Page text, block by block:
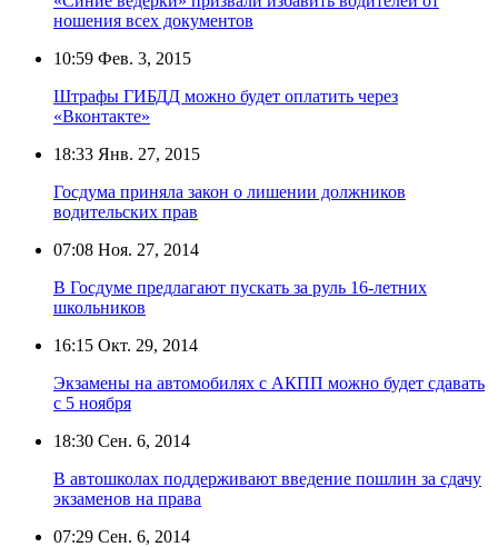
ношения всех документов
10:59 Фев. 3, 2015
Штрафы ГИБДД можно будет оплатить через
«Вконтакте»
18:33 Янв. 27, 2015
Госдума приняла закон о лишении должников
водительских прав
07:08 Ноя. 27, 2014
В Госдуме предлагают пускать за руль 16-летних
школьников
16:15 Окт. 29, 2014
Экзамены на автомобилях с АКПП можно будет сдавать
с 5 ноября
18:30 Сен. 6, 2014
В автошколах поддерживают введение пошлин за сдачу
экзаменов на права
07:29 Сен. 6, 2014